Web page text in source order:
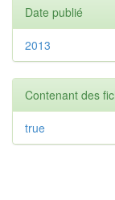
Date publié
2013
Contenant des
true